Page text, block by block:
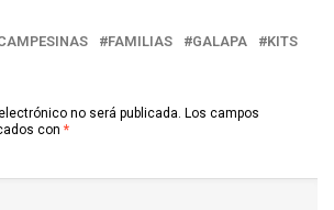
FAMILIAS GALAPA
KITS
no será publicada. Los campos
con *